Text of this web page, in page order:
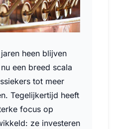
heen blijven
een breed scala
tot meer
Tegelijkertijd heeft
focus op
ze investeren